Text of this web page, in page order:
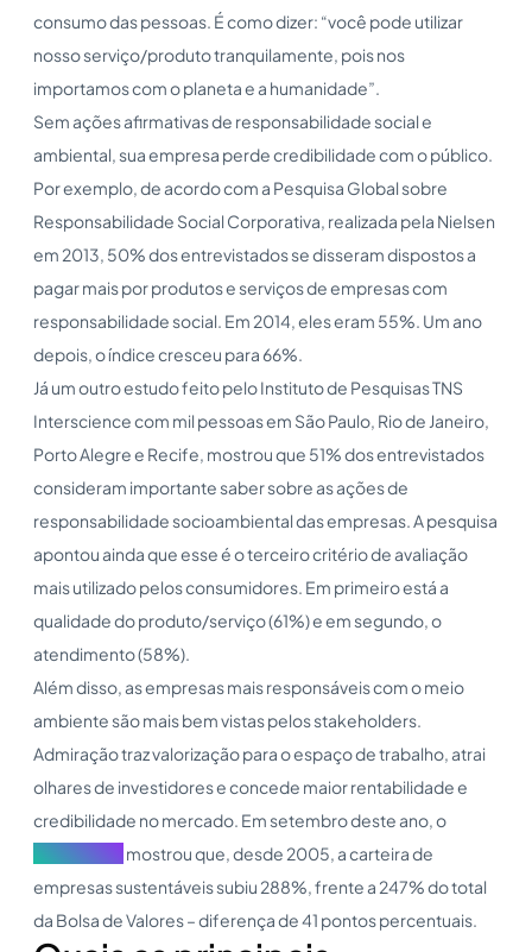
consumo das pessoas. É como dizer: “você pode utilizar
nosso serviço/produto tranquilamente, pois nos
importamos com o planeta e a humanidade”.
Sem ações afirmativas de responsabilidade social e
ambiental, sua empresa perde credibilidade com o público.
Por exemplo, de acordo com a Pesquisa Global sobre
Responsabilidade Social Corporativa, realizada pela Nielsen
em 2013, 50% dos entrevistados se disseram dispostos a
pagar mais por produtos e serviços de empresas com
responsabilidade social. Em 2014, eles eram 55%. Um ano
depois, o índice cresceu para 66%.
Já um outro estudo feito pelo Instituto de Pesquisas TNS
Interscience com mil pessoas em São Paulo, Rio de Janeiro,
Porto Alegre e Recife, mostrou que 51% dos entrevistados
consideram importante saber sobre as ações de
responsabilidade socioambiental das empresas. A pesquisa
apontou ainda que esse é o terceiro critério de avaliação
mais utilizado pelos consumidores. Em primeiro está a
qualidade do produto/serviço (61%) e em segundo, o
atendimento (58%).
Além disso, as empresas mais responsáveis com o meio
ambiente são mais bem vistas pelos stakeholders.
Admiração traz valorização para o espaço de trabalho, atrai
olhares de investidores e concede maior rentabilidade e
credibilidade no mercado. Em setembro deste ano, o
mostrou que, desde 2005, a carteira de
empresas sustentáveis subiu 288%, frente a 247% do total
da Bolsa de Valores – diferença de 41 pontos percentuais.